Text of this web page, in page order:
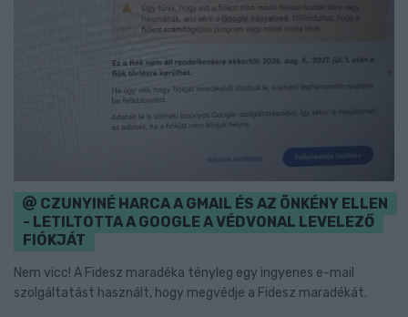
CZUNYINÉ HARCA A GMAIL ÉS AZ ÖNKÉNY ELLEN
- LETILTOTTA A GOOGLE A VÉDVONAL LEVELEZŐ
FIÓKJÁT
Nem vicc! A Fidesz maradéka tényleg egy ingyenes e-mail
szolgáltatást használt, hogy megvédje a Fidesz maradékát.